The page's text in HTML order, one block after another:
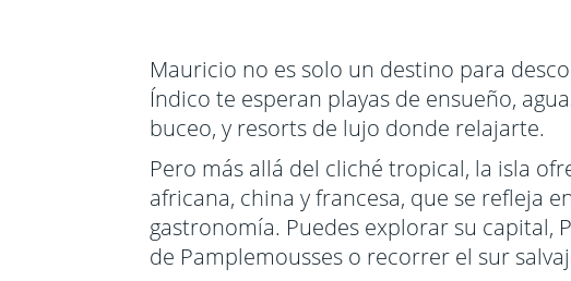
Mauricio no es solo un destino para
Índico te esperan playas de ensueño,
buceo, y resorts de lujo donde relajarte.
Pero más allá del cliché tropical, la isla
africana, china y francesa, que se refleja
gastronomía. Puedes explorar su capital,
de Pamplemousses o recorrer el sur